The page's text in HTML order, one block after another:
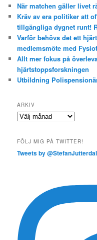
När matchen gäller livet
Kräv av era politiker att
tillgängliga dygnet runt!
Varför behövs det ett
medlemsmöte med
Allt mer fokus på
hjärtstoppsforskningen
Utbildning
ARKIV
Arkiv
FÖLJ MIG PÅ TWITTER!
Tweets by @StefanJutterdal